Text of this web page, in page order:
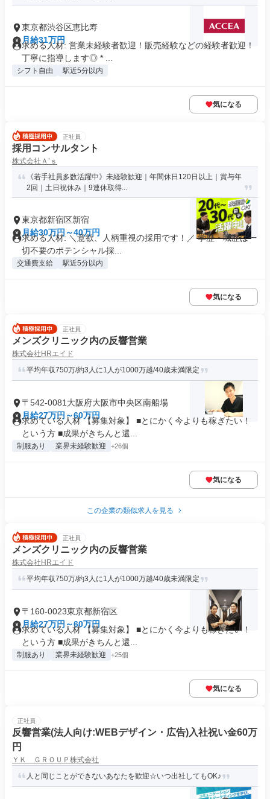
東京都渋谷区恵比寿
月給31万円
求める人材: 営業未経験者歓迎！販売経験などの経験者歓迎！
丁寧に指導します◎ * ...
シフト自由 駅近5分以内
気になる
正社員
採用コンサルタント
株式会社Ａ’ｓ
《若手社員多数活躍中》未経験歓迎｜年間休日120日以上｜賞与年
2回｜土日祝休み｜9連休取得...
東京都新宿区新宿
月給30万円～40万円
求める人材: ＼意欲、人柄重視の採用です！／ 学歴・職歴は一
切不要のポテンシャル採...
交通費支給 駅近5分以内
気になる
正社員
メンズクリニック内の反響営業
株式会社HRエイド
平均年収750万/約3人に1人が1000万越/40歳未満限定
〒542-0081大阪府大阪市中央区南船場
月給27万円～60万円
求めている人材 【募集対象】 ■とにかく今よりも稼ぎたい！
という方 ■成果がきちんと還...
制服あり 業界未経験歓迎 +26個
気になる
この企業の類似求人を見る
正社員
メンズクリニック内の反響営業
株式会社HRエイド
平均年収750万/約3人に1人が1000万越/40歳未満限定
〒160-0023東京都新宿区
月給27万円～60万円
求めている人材 【募集対象】 ■とにかく今よりも稼ぎたい！
という方 ■成果がきちんと還...
制服あり 業界未経験歓迎 +25個
気になる
正社員
反響営業(法人向け:WEBデザイン・広告)入社祝い金60万
円
ＹＫ ＧＲＯＵＰ株式会社
人と同じことができないあなたを歓迎☆いつ出社してもOK♪